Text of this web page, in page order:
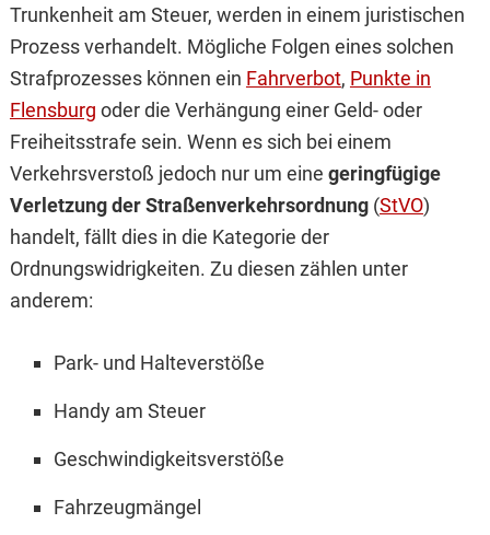
Trunkenheit am Steuer, werden in einem juristischen
Prozess verhandelt. Mögliche Folgen eines solchen
Strafprozesses können ein Fahrverbot, Punkte in
Flensburg oder die Verhängung einer Geld- oder
Freiheitsstrafe sein. Wenn es sich bei einem
Verkehrsverstoß jedoch nur um eine geringfügige
Verletzung der Straßenverkehrsordnung(StVO)
handelt, fällt dies in die Kategorie der
Ordnungswidrigkeiten. Zu diesen zählen unter
anderem:
Park- und Halteverstöße
Handy am Steuer
Geschwindigkeitsverstöße
Fahrzeugmängel